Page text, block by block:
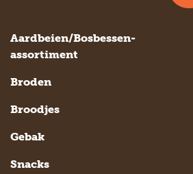
Aardbeien/Bosbessen-
assortiment
Broden
Broodjes
Gebak
Snacks